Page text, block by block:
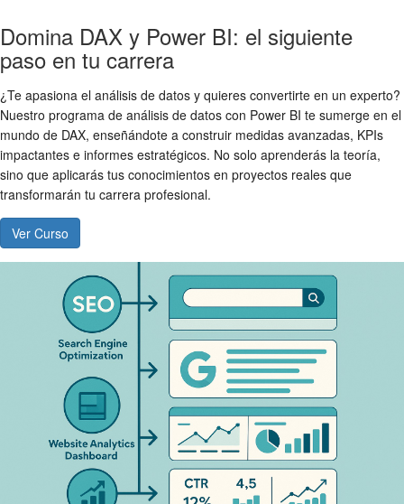
Domina DAX y Power BI: el siguiente
paso en tu carrera
¿Te apasiona el análisis de datos y quieres convertirte en un experto?
Nuestro programa de análisis de datos con Power BI te sumerge en el
mundo de DAX, enseñándote a construir medidas avanzadas, KPIs
impactantes e informes estratégicos. No solo aprenderás la teoría,
sino que aplicarás tus conocimientos en proyectos reales que
transformarán tu carrera profesional.
Ver Curso